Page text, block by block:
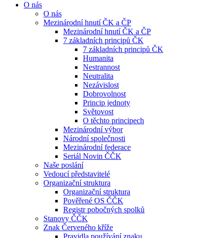
O nás
O nás
Mezinárodní hnutí ČK a ČP
Mezinárodní hnutí ČK a ČP
7 základních principů ČK
7 základních principů ČK
Humanita
Nestrannost
Neutralita
Nezávislost
Dobrovolnost
Princip jednoty
Světovost
O těchto principech
Mezinárodní výbor
Národní společnosti
Mezinárodní federace
Seriál Novin ČČK
Naše poslání
Vedoucí představitelé
Organizační struktura
Organizační struktura
Pověřené OS ČČK
Registr pobočných spolků
Stanovy ČČK
Znak Červeného kříže